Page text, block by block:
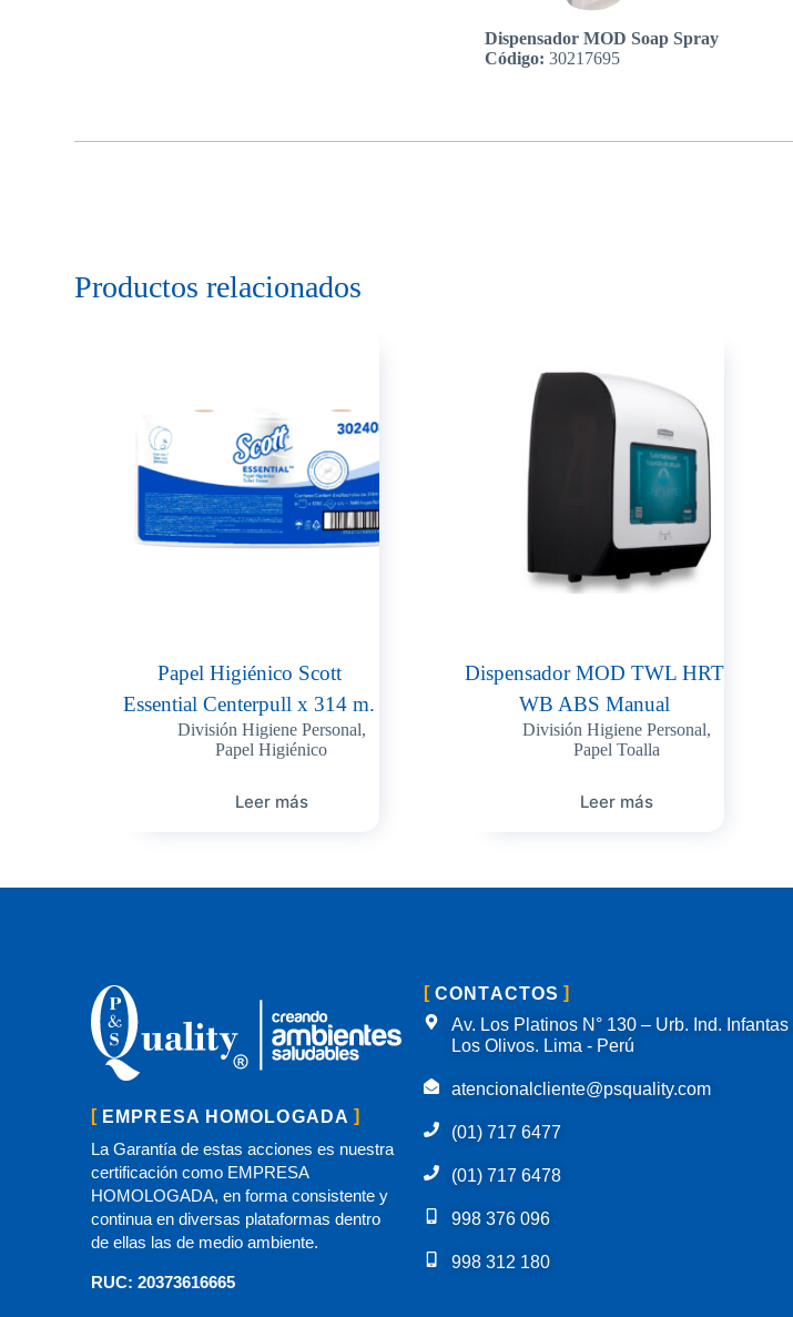
Dispensador MOD Soap Spray
Código: 30217695
Productos relacionados
Papel Higiénico Scott
Essential Centerpull x 314 m.
División Higiene Personal,
Papel Higiénico
Leer más
Dispensador MOD TWL HRT
WB ABS Manual
División Higiene Personal,
Papel Toalla
Leer más
EMPRESA HOMOLOGADA
La Garantía de estas acciones es nuestra
certificación como EMPRESA
HOMOLOGADA, en forma consistente y
continua en diversas plataformas dentro
de ellas las de medio ambiente.
RUC: 20373616665
CONTACTOS
Av. Los Platinos N° 130 – Urb. Ind. Infantas
Los Olivos. Lima - Perú
atencionalcliente@psquality.com
(01) 717 6477
(01) 717 6478
998 376 096
998 312 180